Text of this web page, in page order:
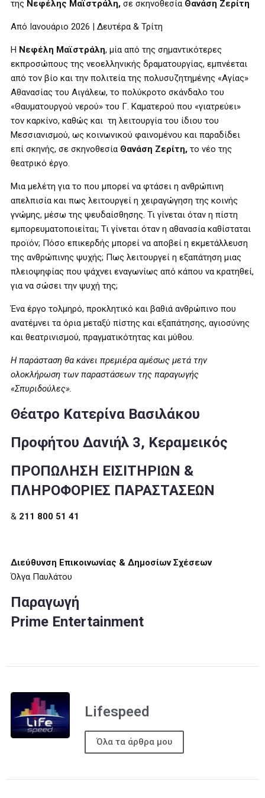
της Νεφέλης Μαϊστράλη, σε σκηνοθεσία Θανάση Ζερίτη
Από Ιανουάριο 2026 | Δευτέρα & Τρίτη
Η Νεφέλη Μαϊστράλη, μία από της σημαντικότερες
εκπροσώπους της νεοελληνικής δραματουργίας, εμπνέεται
από τον βίο και την πολιτεία της πολυσυζητημένης «Αγίας»
Αθανασίας του Αιγάλεω, το πολύκροτο σκάνδαλο του
«Θαυματουργού νερού» του Γ. Καματερού που «γιατρεύει»
τον καρκίνο, καθώς και τη λειτουργία του ίδιου του
Μεσσιανισμού, ως κοινωνικού φαινομένου και παραδίδει
επί σκηνής, σε σκηνοθεσία Θανάση Ζερίτη, το νέο της
θεατρικό έργο.
Μια μελέτη για το που μπορεί να φτάσει η ανθρώπινη
απελπισία και πως λειτουργεί η χειραγώγηση της κοινής
γνώμης, μέσω της ψευδαίσθησης. Τι γίνεται όταν η πίστη
εμπορευματοποιείται; Τι γίνεται όταν η αθανασία καθίσταται
προϊόν; Πόσο επικερδής μπορεί να αποβεί η εκμετάλλευση
της ανθρώπινης ψυχής; Πως λειτουργεί η εξαπάτηση μιας
πλειοψηφίας που ψάχνει εναγωνίως από κάπου να κρατηθεί,
για να σώσει την ψυχή της;
Ένα έργο τολμηρό, προκλητικό και βαθιά ανθρώπινο που
ανατέμνει τα όρια μεταξύ πίστης και εξαπάτησης, αγιοσύνης
και θεατρινισμού, πραγματικότητας και μύθου.
Η παράσταση θα κάνει πρεμιέρα αμέσως μετά την
ολοκλήρωση των παραστάσεων της παραγωγής
«Σπυριδούλες».
Θέατρο Κατερίνα Βασιλάκου
Προφήτου Δανιήλ 3, Κεραμεικός
ΠΡΟΠΩΛΗΣΗ ΕΙΣΙΤΗΡΙΩΝ &
ΠΛΗΡΟΦΟΡΙΕΣ ΠΑΡΑΣΤΑΣΕΩΝ
& 211 800 51 41
Διεύθυνση Επικοινωνίας & Δημοσίων Σχέσεων
Όλγα Παυλάτου
Παραγωγή
Prime Entertainment
Lifespeed
Όλα τα άρθρα μου